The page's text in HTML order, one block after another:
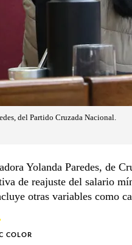
del Partido Cruzada Nacional.
Yolanda Paredes, de
de reajuste del salario
otras variables como
COLOR